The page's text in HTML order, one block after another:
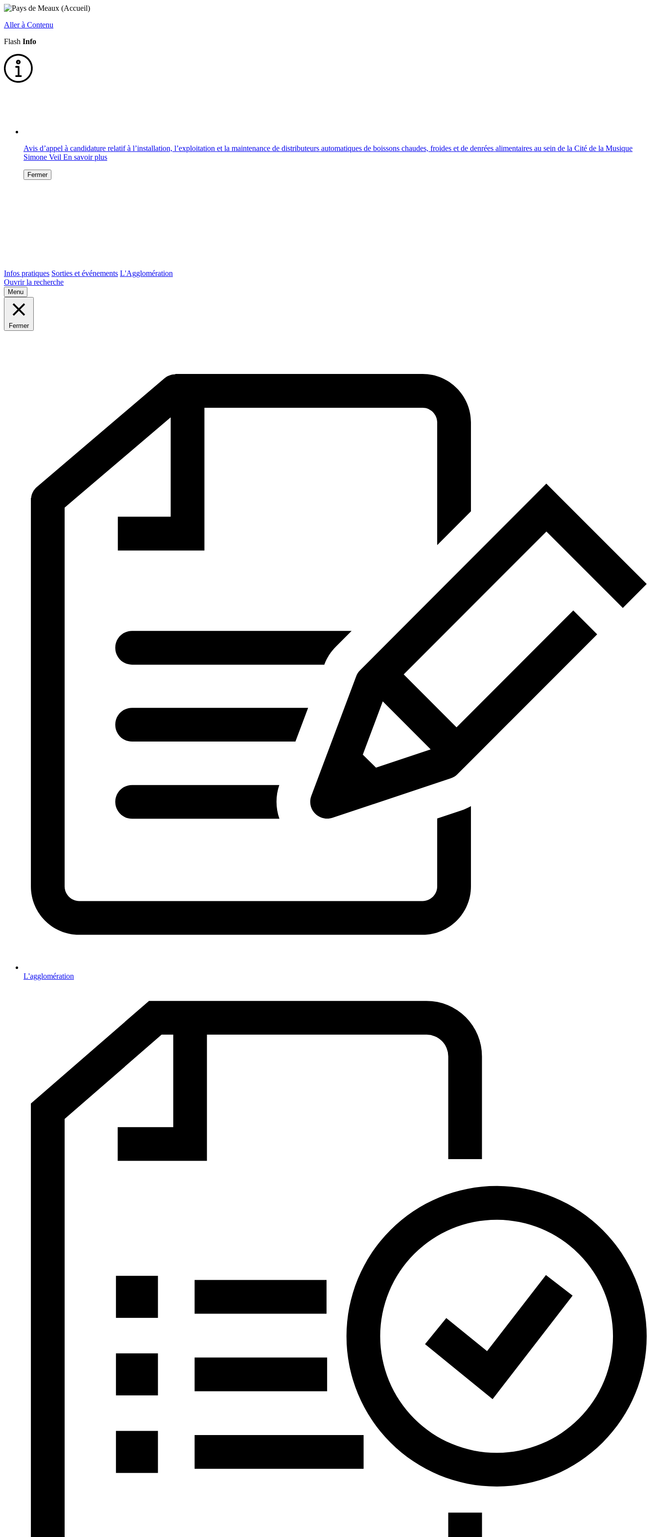
Aller à Contenu
Flash Info
Avis d’appel à candidature relatif à l’installation, l’exploitation et la maintenance de distributeurs automatiques de boissons chaudes, froides et de denrées alimentaires au sein de la Cité de la Musique
Simone Veil En savoir plus
Fermer
Infos pratiques Sorties et événements L'Agglomération
Ouvrir la recherche
Menu
Fermer
L'agglomération